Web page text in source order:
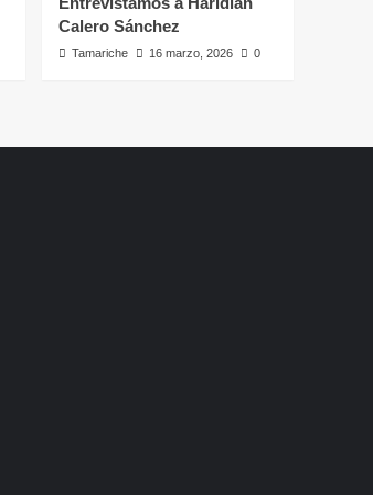
Calero Sánchez
Tamariche 16 marzo, 2026 0